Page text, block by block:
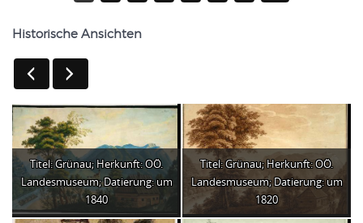
Historische Ansichten
Titel: Grünau; Herkunft: OÖ.
Landesmuseum; Datierung: um
1840
Titel: Grünau; Herkunft: OÖ.
Landesmuseum; Datierung: um
1820